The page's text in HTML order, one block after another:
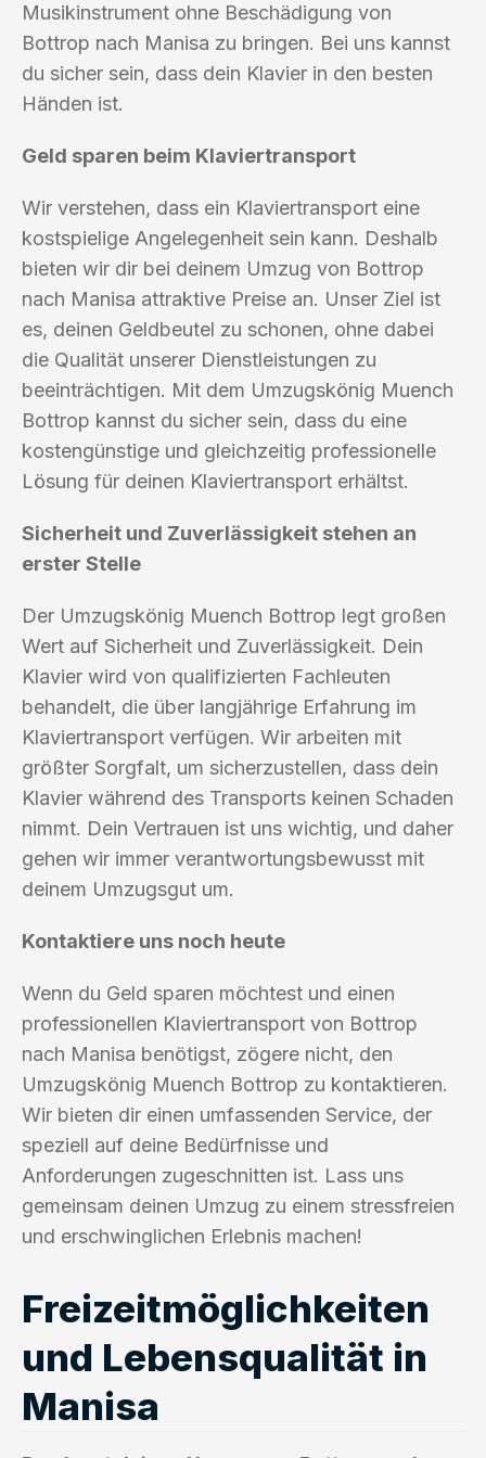
Musikinstrument ohne Beschädigung von
Bottrop nach Manisa zu bringen. Bei uns kannst
du sicher sein, dass dein Klavier in den besten
Händen ist.
Geld sparen beim Klaviertransport
Wir verstehen, dass ein Klaviertransport eine
kostspielige Angelegenheit sein kann. Deshalb
bieten wir dir bei deinem Umzug von Bottrop
nach Manisa attraktive Preise an. Unser Ziel ist
es, deinen Geldbeutel zu schonen, ohne dabei
die Qualität unserer Dienstleistungen zu
beeinträchtigen. Mit dem Umzugskönig Muench
Bottrop kannst du sicher sein, dass du eine
kostengünstige und gleichzeitig professionelle
Lösung für deinen Klaviertransport erhältst.
Sicherheit und Zuverlässigkeit stehen an
erster Stelle
Der Umzugskönig Muench Bottrop legt großen
Wert auf Sicherheit und Zuverlässigkeit. Dein
Klavier wird von qualifizierten Fachleuten
behandelt, die über langjährige Erfahrung im
Klaviertransport verfügen. Wir arbeiten mit
größter Sorgfalt, um sicherzustellen, dass dein
Klavier während des Transports keinen Schaden
nimmt. Dein Vertrauen ist uns wichtig, und daher
gehen wir immer verantwortungsbewusst mit
deinem Umzugsgut um.
Kontaktiere uns noch heute
Wenn du Geld sparen möchtest und einen
professionellen Klaviertransport von Bottrop
nach Manisa benötigst, zögere nicht, den
Umzugskönig Muench Bottrop zu kontaktieren.
Wir bieten dir einen umfassenden Service, der
speziell auf deine Bedürfnisse und
Anforderungen zugeschnitten ist. Lass uns
gemeinsam deinen Umzug zu einem stressfreien
und erschwinglichen Erlebnis machen!
Freizeitmöglichkeiten
und Lebensqualität in
Manisa